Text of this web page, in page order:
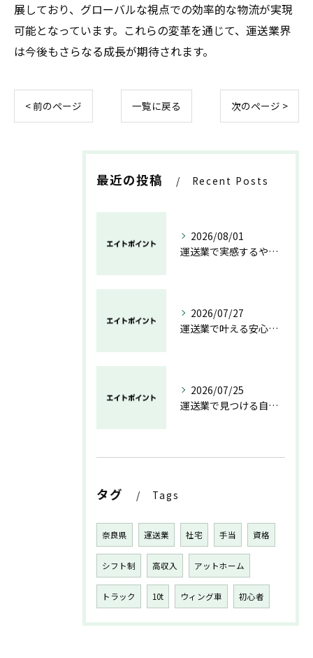
展しており、グローバルな視点での効率的な物流が実現
可能となっています。これらの変革を通じて、運送業界
は今後もさらなる成長が期待されます。
< 前のページ 一覧に戻る 次のページ >
最近の投稿 Recent Posts
2026/08/01
運送業で実感するやりがいと成長の魅力
2026/07/27
運送業で叶える安心と成長のキャリア
2026/07/25
運送業で見つける自分らしい働き方と安定の未来
タグ Tags
奈良県 運送業 社宅 手当 資格
シフト制 高収入 アットホーム
トラック 10t ウィング車 初心者